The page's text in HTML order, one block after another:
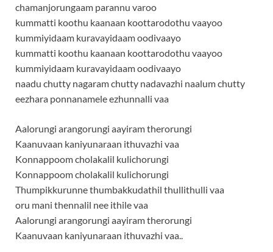
chamanjorungaam parannu varoo
kummatti koothu kaanaan koottarodothu vaayoo
kummiyidaam kuravayidaam oodivaayo
kummatti koothu kaanaan koottarodothu vaayoo
kummiyidaam kuravayidaam oodivaayo
naadu chutty nagaram chutty nadavazhi naalum chutty
eezhara ponnanamele ezhunnalli vaa
Aalorungi arangorungi aayiram therorungi
Kaanuvaan kaniyunaraan ithuvazhi vaa
Konnappoom cholakalil kulichorungi
Konnappoom cholakalil kulichorungi
Thumpikkurunne thumbakkudathil thullithulli vaa
oru mani thennalil nee ithile vaa
Aalorungi arangorungi aayiram therorungi
Kaanuvaan kaniyunaraan ithuvazhi vaa..